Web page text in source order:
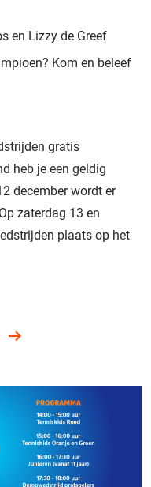
en Lizzy de Greef
Kom en beleef
gratis
heb je een geldig
december wordt er
zaterdag 13 en
plaats op het